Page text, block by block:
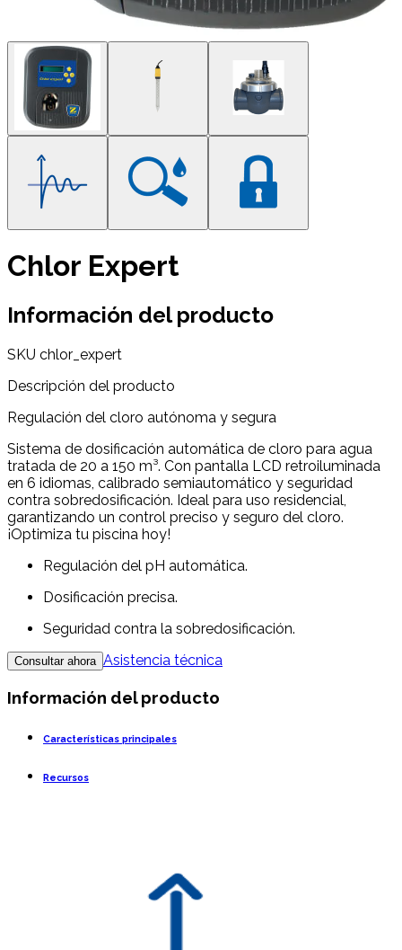
Chlor Expert
Información del producto
SKU chlor_expert
Descripción del producto
Regulación del cloro autónoma y segura
Sistema de dosificación automática de cloro para agua
tratada de 20 a 150 m³. Con pantalla LCD retroiluminada
en 6 idiomas, calibrado semiautomático y seguridad
contra sobredosificación. Ideal para uso residencial,
garantizando un control preciso y seguro del cloro.
¡Optimiza tu piscina hoy!
Regulación del pH automática.
Dosificación precisa.
Seguridad contra la sobredosificación.
Consultar ahora Asistencia técnica
Información del producto
Características principales
Recursos